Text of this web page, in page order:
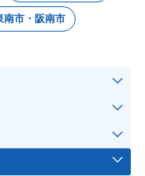
南市・阪南市